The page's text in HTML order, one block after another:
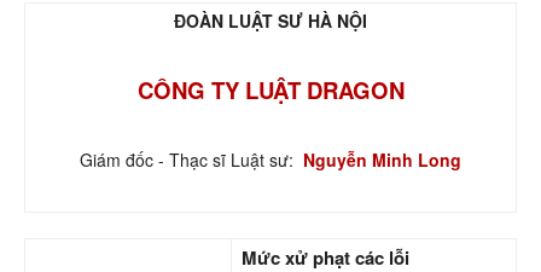
ĐOÀN LUẬT SƯ HÀ NỘI
CÔNG TY LUẬT DRAGON
Giám đốc - Thạc sĩ Luật sư: Nguyễn Minh Long
Mức xử phạt các lỗi